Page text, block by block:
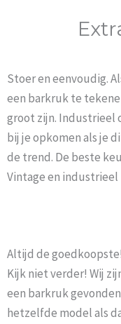
Stoer en eenvoudig.
een barkruk te
groot zijn. Industrieel
bij je opkomen als je
de trend. De beste
Vintage en industrieel
Altijd de goedkoopste!
Kijk niet verder! Wij
een barkruk
hetzelfde model als